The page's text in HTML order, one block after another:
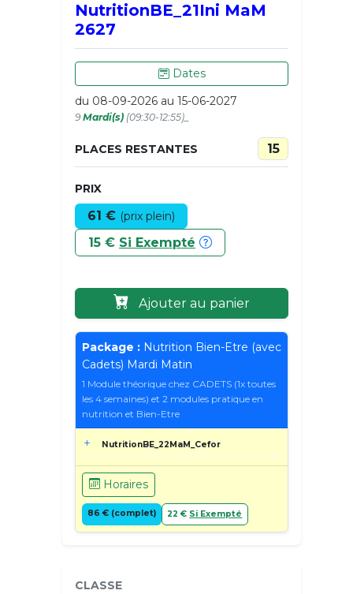
NutritionBE_21Ini MaM
2627
Dates
du 08-09-2026 au 15-06-2027
9 Mardi(s) (09:30-12:55)_
PLACES RESTANTES 15
PRIX
61 € (prix plein)
15 € Si Exempté
Ajouter au panier
Package : Nutrition Bien-Etre (avec
Cadets) Mardi Matin
1 Module théorique chez CADETS (1x toutes
les 4 semaines) et 2 modules pratique en
nutrition et Bien-Etre
NutritionBE_22MaM_Cefor
Horaires
86 € (complet) 22 € Si Exempté
CLASSE